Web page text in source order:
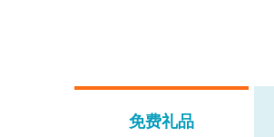
免费礼品